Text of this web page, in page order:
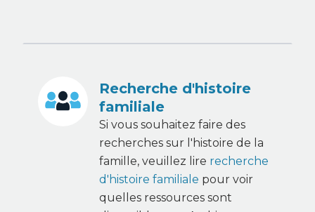
Recherche d'histoire
familiale
Si vous souhaitez faire des
recherches sur l'histoire de la
famille, veuillez lire recherche
d'histoire familiale pour voir
quelles ressources sont